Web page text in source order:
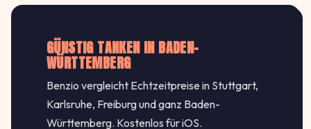
GÜNSTIG TANKEN IN BADEN-
WÜRTTEMBERG
Benzio vergleicht Echtzeitpreise in Stuttgart,
Karlsruhe, Freiburg und ganz Baden-
Württemberg. Kostenlos für iOS.